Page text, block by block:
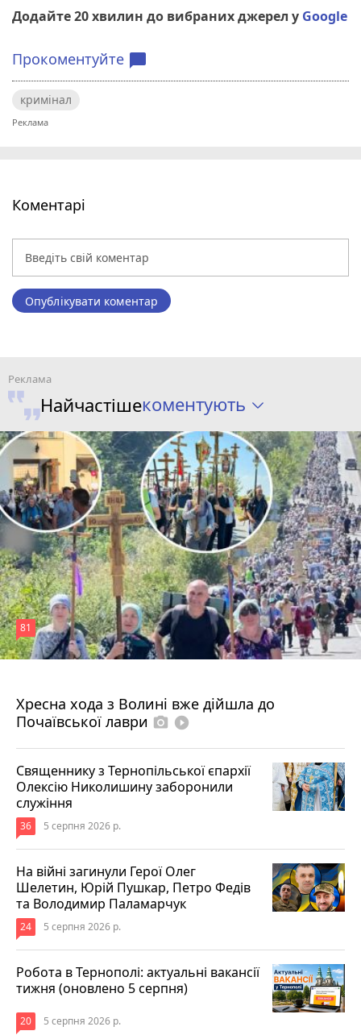
Додайте 20 хвилин до вибраних джерел у Google
Прокоментуйте chat_bubble
кримінал
Коментарі
Опублікувати коментар
Найчастішекоментують
Хресна хода з Волині вже дійшла до
Почаївської лаври photo_camera play_circle_filled
81
Священнику з Тернопільської єпархії
Олексію Николишину заборонили
служіння
36 5 серпня 2026 р.
На війні загинули Герої Олег
Шелетин, Юрій Пушкар, Петро Федів
та Володимир Паламарчук
24 5 серпня 2026 р.
Робота в Тернополі: актуальні вакансії
тижня (оновлено 5 серпня)
20 5 серпня 2026 р.